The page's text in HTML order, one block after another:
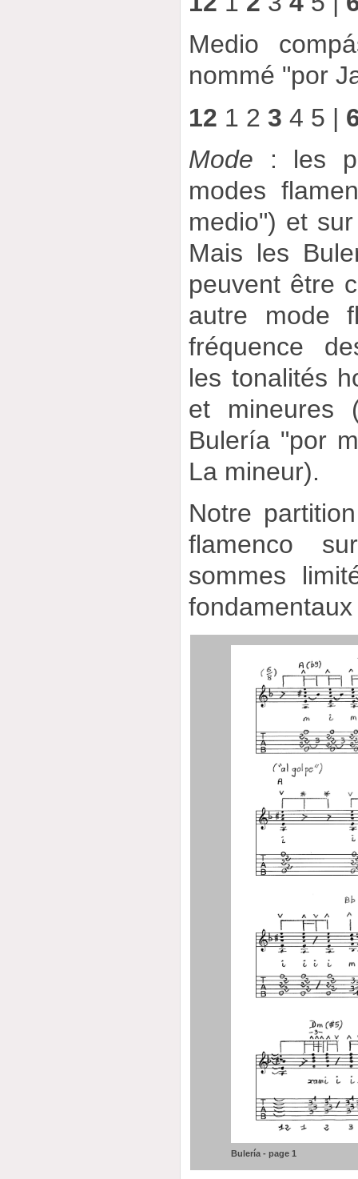
Medio
nommé "por
12 1 23 4 5 |
Mode : les
modes
medio") et
Mais les
peuvent être
autre mode
fréquence
les tonalités
et mineures
Bulería "por
La mineur).
Notre
flamenco
sommes
Bulería - page 1